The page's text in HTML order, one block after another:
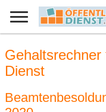
Dienst